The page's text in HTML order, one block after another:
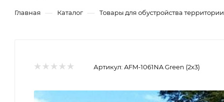
Главная — Каталог — Товары для обустройства территории
Артикул: AFM-1061NA Green (2х3)